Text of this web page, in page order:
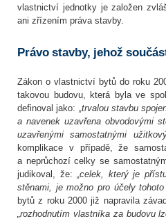
vlastnictví jednotky je založen
ani zřízením práva stavby.
Právo stavby, jehož
Zákon o vlastnictví bytů do roku
takovou budovu, která byla ve
definoval jako: „trvalou stavbu
a navenek uzavřena obvodovými
uzavřenými samostatnými
komplikace v případě, že
a neprůchozí celky se
judikoval, že:„celek, který je
stěnami, je možno pro účely
bytů z roku 2000 již napravila
„rozhodnutím vlastníka za budovu